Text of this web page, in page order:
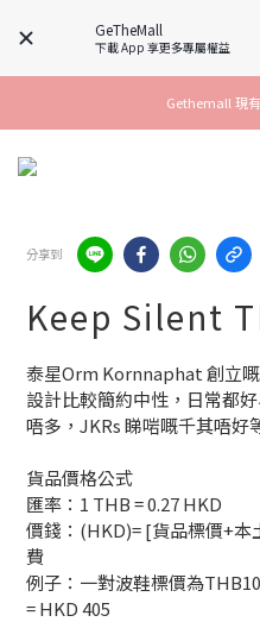
GeTheMall
下載 App 享更多專屬權益
Gethemall 現
分享到
Keep Silent
泰星Orm Kornnaphat 創立
設計比較簡約中性，日常都
唔多，JKRs 睇啱嘅千其唔好
貨品價格公式
匯率：1 THB = 0.27 HKD
價錢：(HKD)= [貨品標價+本
費
例子：一對波鞋標價為
= HKD 405